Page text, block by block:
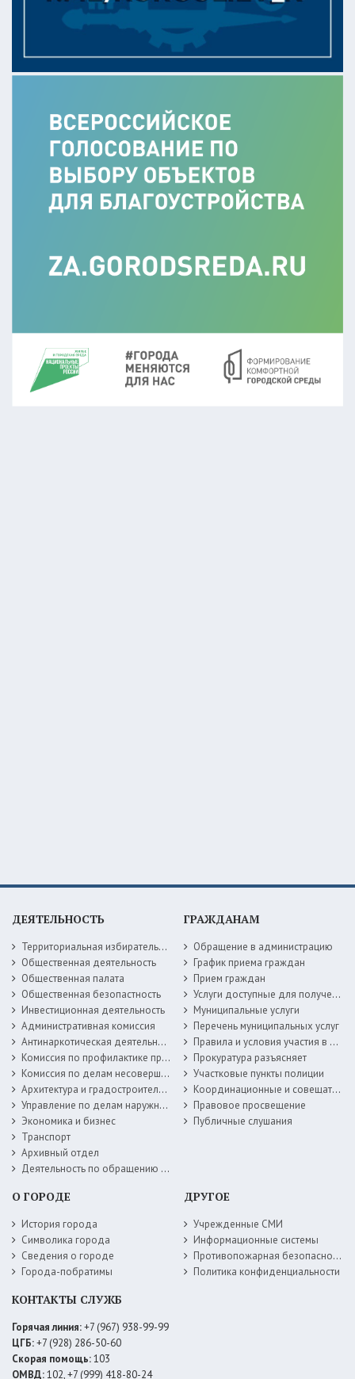
ДЕЯТЕЛЬНОСТЬ
Территориальная избирательная комиссия
Общественная деятельность
Общественная палата
Общественная безопастность
Инвестиционная деятельность
Административная комиссия
Антинаркотическая деятельность
Комиссия по профилактике правонарушений
Комиссия по делам несовершеннолетних
Архитектура и градостроительство
Управление по делам наружной рекламы
Экономика и бизнес
Транспорт
Архивный отдел
Деятельность по обращению с животными без владельцев
ГРАЖДАНАМ
Обращение в администрацию
График приема граждан
Прием граждан
Услуги доступные для получения в электронной форме
Муниципальные услуги
Перечень муниципальных услуг
Правила и условия участия в жилищных программах
Прокуратура разъясняет
Участковые пункты полиции
Координационные и совещательные органы
Правовое просвещение
Публичные слушания
О ГОРОДЕ
История города
Символика города
Сведения о городе
Города-побратимы
ДРУГОЕ
Учрежденные СМИ
Информационные системы
Противопожарная безопасность
Политика конфиденциальности
КОНТАКТЫ СЛУЖБ
Горячая линия:+7 (967) 938-99-99
ЦГБ:+7 (928) 286-50-60
Скорая помощь:103
ОМВД:102, +7 (999) 418-80-24